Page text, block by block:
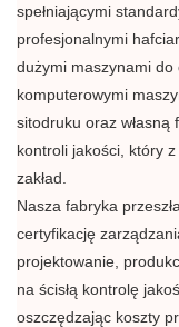
spełniającymi
profesjonalnymi
dużymi maszynami
komputerowymi
sitodruku oraz
kontroli jakości, który
zakład.
Nasza fabryka
certyfikację
projektowanie,
na ścisłą kontrolę
oszczędzając koszty